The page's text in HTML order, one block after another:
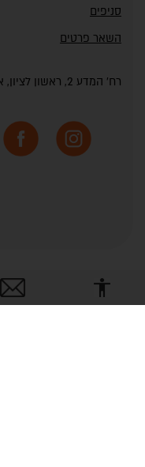
סניפים
השאר פרטים
רח' המדע 2, ראשון לציון, אזור תעשייה מעוין שורק